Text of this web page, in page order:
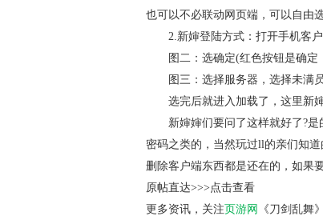
也可以不必联动网页端，可以自由选
2.新婶登陆方式 ：打开手机客
图二：选确定(红色按钮是确定
图三：选择服务器，选择未满员
选完后就进入加载了，这里新婶
新婶婶们要问了这样就好了?是
密码之类的，当然玩过ll的亲们知
删除客户端东西都是还在的，如果
原帖直达>>>点击查看
更多资讯，关注页游网 《刀剑乱舞